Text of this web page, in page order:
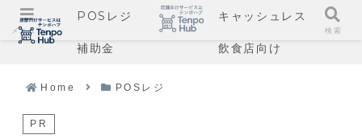
POSレジ キャッシュレス
補助金 飲食店向け
Home POSレジ
PR
メニュー 検索